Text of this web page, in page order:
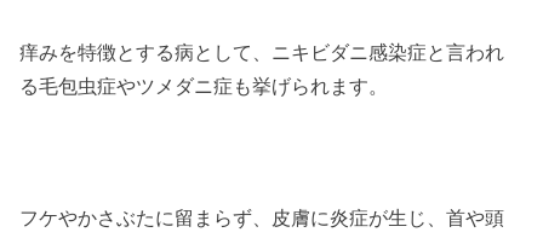
痒みを特徴とする病として、ニキビダニ感染症と言われ
る毛包虫症やツメダニ症も挙げられます。
フケやかさぶたに留まらず、皮膚に炎症が生じ、首や頭